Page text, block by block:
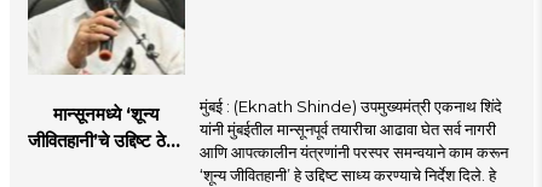
मान्सूनमध्ये ‘शून्य
जीवितहानी’चे उद्दिष्ट ठेवून
मुंबई : (Eknath Shinde) उपमुख्यमंत्री एकनाथ शिंदे
यांनी मुंबईतील मान्सूनपूर्व तयारीचा आढावा घेत सर्व नागरी
आणि आपत्कालीन यंत्रणांनी परस्पर समन्वयाने काम करून
‘शून्य जीवितहानी’ हे उद्दिष्ट साध्य करण्याचे निर्देश दिले. हे